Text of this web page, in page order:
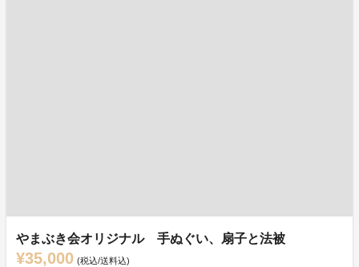
やまぶき会オリジナル 手ぬぐい、扇子と法被
¥35,000 (税込/送料込)